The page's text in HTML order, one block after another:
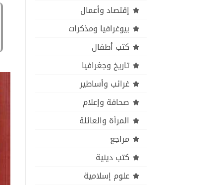
إقتصاد وأعمال
بيوغرافيا ومذكرات
كتب أطفال
تاريخ وجغرافيا
غرائب وأساطير
صحافة وإعلام
المرأة والعائلة
مراجع
كتب دينية
علوم إسلامية